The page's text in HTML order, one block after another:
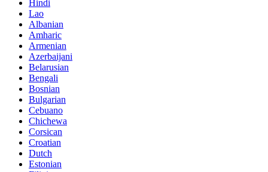
Hindi
Lao
Albanian
Amharic
Armenian
Azerbaijani
Belarusian
Bengali
Bosnian
Bulgarian
Cebuano
Chichewa
Corsican
Croatian
Dutch
Estonian